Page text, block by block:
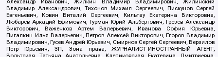
Владимир Александрович, Тихонов Михаил Сергеевич, Пискунов Сергей
Евгеньевич, Ковин Виталий Сергеевич, Кильтау Екатерина Викторовна,
Любарев Аркадий Ефимович, Гурман Юрий Альбертович, Грезев Александр
Викторович, Важенков Артем Валерьевич, Иванова София Юрьевна,
Пигалкин Илья Валерьевич, Петров Алексей Викторович, Егоров Владимир
Владимирович, Гусев Андрей Юрьевич, Смирнов Сергей Сергеевич, Верзилов
Петр Юрьевич, ЗП, Зона права, ЖУРНАЛИСТ-ИНОСТРАННЫЙ АГЕНТ,
Вольтская Татьяна Анатольевна, Клепиковская Екатерина Дмитриевна,